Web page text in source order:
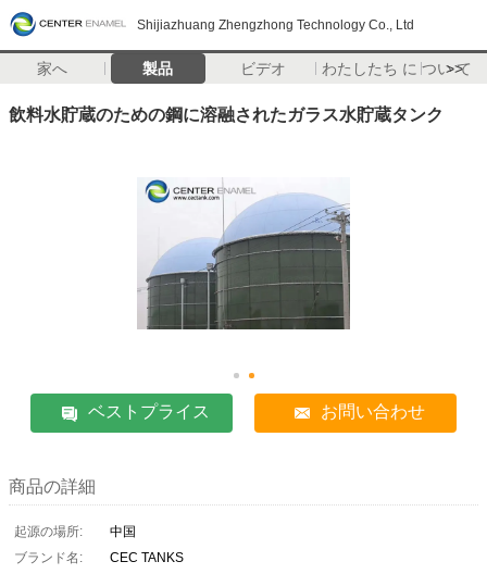
Shijiazhuang Zhengzhong Technology Co., Ltd
家へ 製品 ビデオ わたしたち に つい て
>>
飲料水貯蔵のための鋼に溶融されたガラス水貯蔵タンク
ベストプライス お問い合わせ
商品の詳細
起源の場所:
中国
ブランド名:
CEC TANKS